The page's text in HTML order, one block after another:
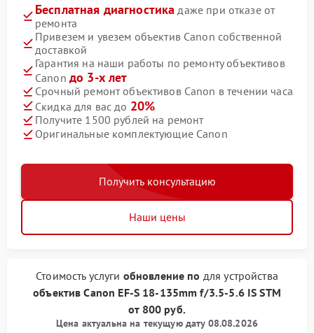
Бесплатная диагностика даже при отказе от
ремонта
Привезем и увезем объектив Canon собственной
доставкой
Гарантия на наши работы по ремонту объективов
Canon до 3-х лет
Срочный ремонт объективов Canon в течении часа
Скидка для вас до 20%
Получите 1500 рублей на ремонт
Оригинальные комплектующие Canon
Получить консультацию
Наши цены
Стоимость услуги обновление по для устройства
объектив Canon EF-S 18-135mm f/3.5-5.6 IS STM
от 800 руб.
Цена актуальна на текущую дату 08.08.2026